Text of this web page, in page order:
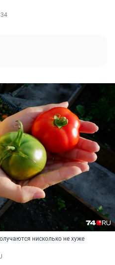
нисколько не хуже